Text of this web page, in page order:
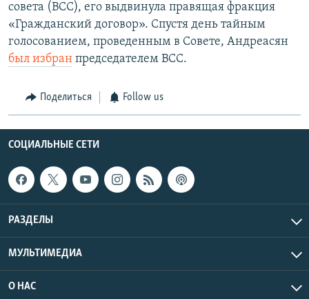
совета (ВСС), его выдвинула правящая фракция
«Гражданский договор». Спустя день тайным
голосованием, проведенным в Совете, Андреасян
был избран председателем ВСС.
Поделиться Follow us
СОЦИАЛЬНЫЕ СЕТИ
РАЗДЕЛЫ
МУЛЬТИМЕДИА
О НАС